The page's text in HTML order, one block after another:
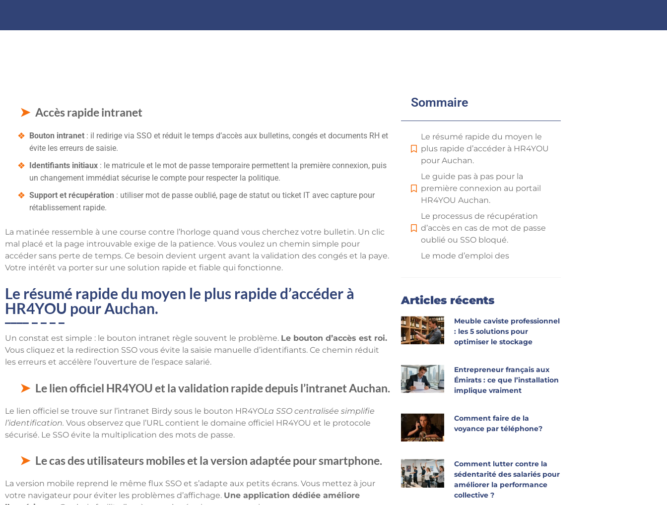
Accès rapide intranet
Bouton intranet : il redirige via SSO et réduit le temps d’accès aux bulletins, congés et documents RH et
évite les erreurs de saisie.
Identifiants initiaux : le matricule et le mot de passe temporaire permettent la première connexion, puis
un changement immédiat sécurise le compte pour respecter la politique.
Support et récupération : utiliser mot de passe oublié, page de statut ou ticket IT avec capture pour
rétablissement rapide.
La matinée ressemble à une course contre l’horloge quand vous cherchez votre bulletin. Un clic
mal placé et la page introuvable exige de la patience. Vous voulez un chemin simple pour
accéder sans perte de temps. Ce besoin devient urgent avant la validation des congés et la paye.
Votre intérêt va porter sur une solution rapide et fiable qui fonctionne.
Le résumé rapide du moyen le plus rapide d’accéder à
HR4YOU pour Auchan.
Un constat est simple : le bouton intranet règle souvent le problème. Le bouton d’accès est roi.
Vous cliquez et la redirection SSO vous évite la saisie manuelle d’identifiants. Ce chemin réduit
les erreurs et accélère l’ouverture de l’espace salarié.
Le lien officiel HR4YOU et la validation rapide depuis l’intranet Auchan.
Le lien officiel se trouve sur l’intranet Birdy sous le bouton HR4YOLa SSO centralisée simplifie
l’identification. Vous observez que l’URL contient le domaine officiel HR4YOU et le protocole
sécurisé. Le SSO évite la multiplication des mots de passe.
Le cas des utilisateurs mobiles et la version adaptée pour smartphone.
La version mobile reprend le même flux SSO et s’adapte aux petits écrans. Vous mettez à jour
votre navigateur pour éviter les problèmes d’affichage. Une application dédiée améliore
Sommaire
Le résumé rapide du moyen le
plus rapide d’accéder à HR4YOU
pour Auchan.
Le guide pas à pas pour la
première connexion au portail
HR4YOU Auchan.
Le processus de récupération
d’accès en cas de mot de passe
oublié ou SSO bloqué.
Le mode d’emploi des
Le tableau des erreurs
fréquentes et les solutions
rapides pour rétablir l’accès.
Le support et les contacts
documents RH et assistance.
Aide supplémentaire
Articles récents
Meuble caviste professionnel
: les 5 solutions pour
optimiser le stockage
Entrepreneur français aux
Émirats : ce que l’installation
implique vraiment
Comment faire de la
voyance par téléphone?
Comment lutter contre la
sédentarité des salariés pour
améliorer la performance
collective ?